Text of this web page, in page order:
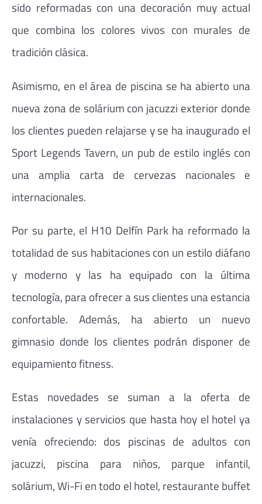
sido reformadas con una decoración muy actual
que combina los colores vivos con murales de
tradición clásica.
Asimismo, en el área de piscina se ha abierto una
nueva zona de solárium con jacuzzi exterior donde
los clientes pueden relajarse y se ha inaugurado el
Sport Legends Tavern, un pub de estilo inglés con
una amplia carta de cervezas nacionales e
internacionales.
Por su parte, el H10 Delfín Park ha reformado la
totalidad de sus habitaciones con un estilo diáfano
y moderno y las ha equipado con la última
tecnología, para ofrecer a sus clientes una estancia
confortable. Además, ha abierto un nuevo
gimnasio donde los clientes podrán disponer de
equipamiento fitness.
Estas novedades se suman a la oferta de
instalaciones y servicios que hasta hoy el hotel ya
venía ofreciendo: dos piscinas de adultos con
jacuzzi, piscina para niños, parque infantil,
solárium, Wi-Fi en todo el hotel, restaurante buffet